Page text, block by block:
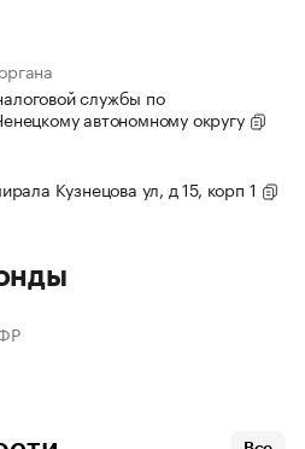
службы по
автономному округу
Кузнецова ул, д 15, корп 1